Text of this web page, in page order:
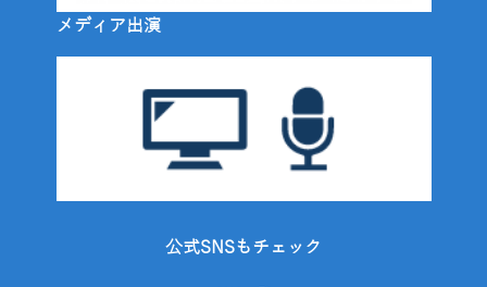
メディア出演
公式SNSもチェック